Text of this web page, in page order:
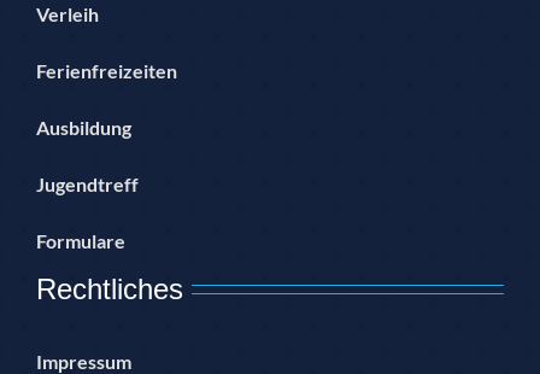
Verleih
Ferienfreizeiten
Ausbildung
Jugendtreff
Formulare
Rechtliches
Impressum